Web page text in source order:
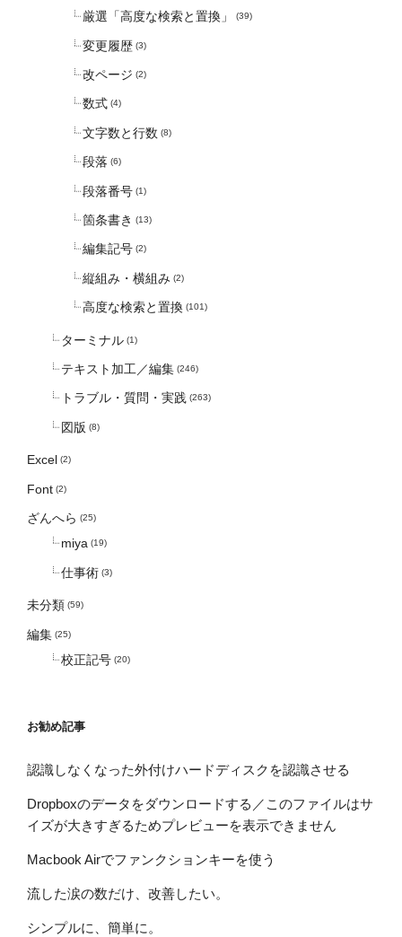
厳選「高度な検索と置換」 (39)
変更履歴 (3)
改ページ (2)
数式 (4)
文字数と行数 (8)
段落 (6)
段落番号 (1)
箇条書き (13)
編集記号 (2)
縦組み・横組み (2)
高度な検索と置換 (101)
ターミナル (1)
テキスト加工／編集 (246)
トラブル・質問・実践 (263)
図版 (8)
Excel (2)
Font (2)
ざんへら (25)
miya (19)
仕事術 (3)
未分類 (59)
編集 (25)
校正記号 (20)
お勧め記事
認識しなくなった外付けハードディスクを認識させる
Dropboxのデータをダウンロードする／このファイルはサ
イズが大きすぎるためプレビューを表示できません
Macbook Airでファンクションキーを使う
流した涙の数だけ、改善したい。
シンプルに、簡単に。